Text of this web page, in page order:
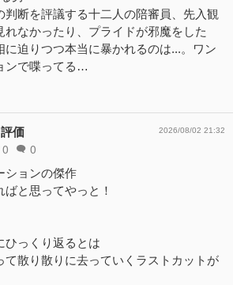
判断を評議する十二人の陪審員、先入観
れなかったり、プライドが邪魔をした
に迫りつつ本当に暴かれるのは...。ワン
ンで喋ってる…
価
0 0
2026/08/02 21:32
ションの傑作
と思ってやっと！
ひっくり返るとは
て散り散りに去っていくラストカットが